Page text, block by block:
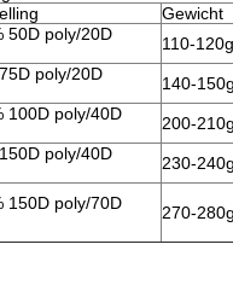
Gewicht
50D poly/20D
110-
poly/20D
140-
100D poly/40D
200-
poly/40D
230-
150D poly/70D
270-